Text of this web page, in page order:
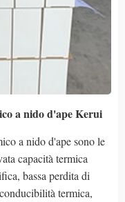
a nido d'ape Kerui
a nido d'ape sono le
capacità termica
bassa perdita di
termica,